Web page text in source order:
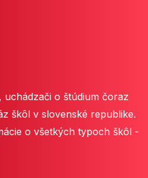
uchádzači o štúdium čoraz
škôl v slovenské republike.
o všetkých typoch škôl -